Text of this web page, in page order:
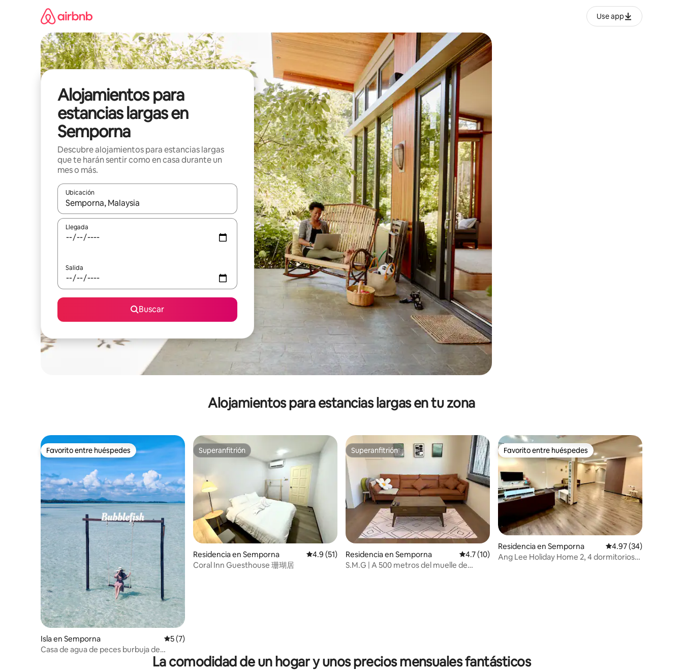
Use app
Alojamientos para
estancias largas en
Semporna
Descubre alojamientos para estancias largas
que te harán sentir como en casa durante un
mes o más.
Ubicación
Cuando los resultados estén disponibles, podrás navegar usando las teclas de las flechas hacia arriba y hacia abajo, o bien tocando y deslizando la pantalla.
Llegada
Salida
Buscar
Alojamientos para estancias largas en tu zona
Favorito entre huéspedes
Favorito entre huéspedes
Isla en Semporna Calificación promedio: 5 de 5; 7 evaluaciones
5 (7)
Casa de agua de peces burbuja de
Xianbenna (tres comidas + snorkel +
Superanfitrión
Superanfitrión
Residencia en Semporna Calificación promedio: 4.9 de 5; 51 evaluaciones
4.9 (51)
Coral Inn Guesthouse 珊瑚居
Superanfitrión
Superanfitrión
Residencia en Semporna Calificación promedio: 4.7 de 5; 10 evaluaciones
4.7 (10)
S.M.G | A 500 metros del muelle de
Favorito entre huéspedes
Favorito entre huéspedes
Residencia en Semporna Calificación
4.97 (34)
Ang Lee Holiday Home 2, 4 dormitorios
La comodidad de un hogar y unos precios mensuales fantásticos